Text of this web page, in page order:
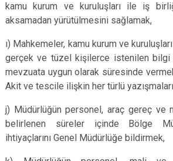
kamu kurum ve kuruluşları ile iş
aksamadan yürütülmesini sağlamak,
ı) Mahkemeler, kamu kurum ve
gerçek ve tüzel kişilerce istenilen
mevzuata uygun olarak süresinde
Akit ve tescile ilişkin her türlü
j) Müdürlüğün personel, araç gereç ve
belirlenen süreler içinde Bölge
ihtiyaçlarını Genel Müdürlüğe bildirmek,